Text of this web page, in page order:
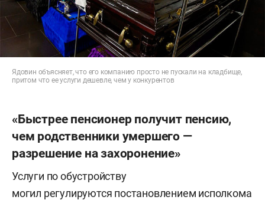
Ядовин объясняет, что его компанию просто не пускали на кладбище,
притом что ее услуги дешевле, чем у конкурентов
«Быстрее пенсионер получит пенсию,
чем родственники умершего —
разрешение на захоронение»
Услуги по обустройству
могил регулируются постановлением исполкома